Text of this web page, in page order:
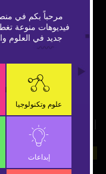
Modal
Dialog
العناكب تنتج
علوم وتكنولوجيا
مرحباً بكم في
فيديوهات منوعة
جديد في العلوم
علوم وتكنولوجيا
إبداعات